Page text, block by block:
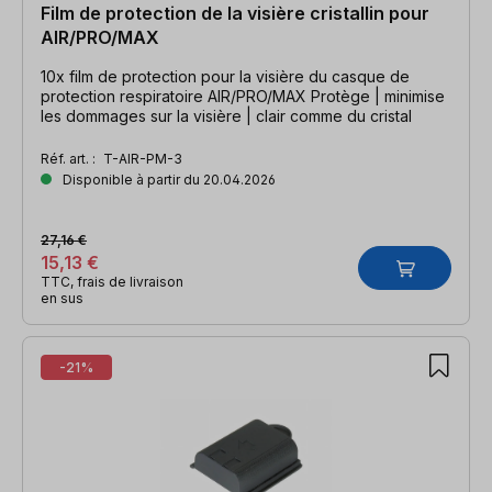
Film de protection de la visière cristallin pour
AIR/PRO/MAX
10x film de protection pour la visière du casque de
protection respiratoire AIR/PRO/MAX Protège | minimise
les dommages sur la visière | clair comme du cristal
Réf. art. : T-AIR-PM-3
Disponible à partir du 20.04.2026
15,13 €
27,16 €
TTC, frais de livraison
en sus
-21%